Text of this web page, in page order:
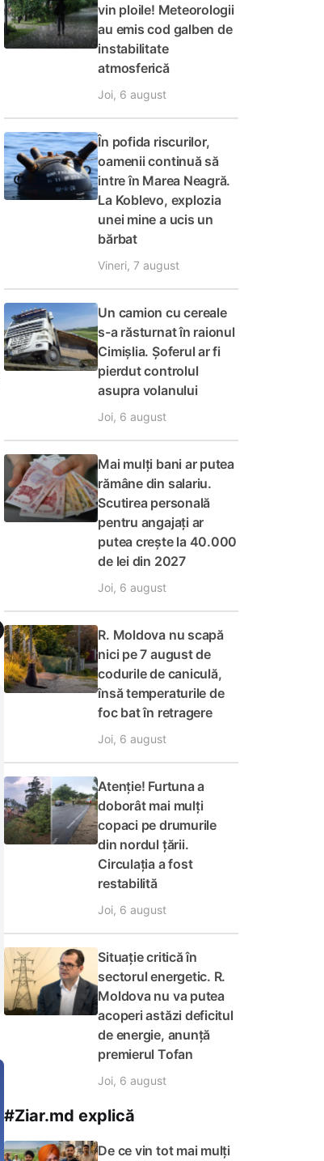
vin ploile! Meteorologii
au emis cod galben de
instabilitate
atmosferică
Joi, 6 august
În pofida riscurilor,
oamenii continuă să
intre în Marea Neagră.
La Koblevo, explozia
unei mine a ucis un
bărbat
Vineri, 7 august
Un camion cu cereale
s-a răsturnat în raionul
Cimișlia. Șoferul ar fi
pierdut controlul
asupra volanului
Joi, 6 august
Mai mulți bani ar putea
rămâne din salariu.
Scutirea personală
pentru angajați ar
putea crește la 40.000
de lei din 2027
Joi, 6 august
R. Moldova nu scapă
nici pe 7 august de
codurile de caniculă,
însă temperaturile de
foc bat în retragere
Joi, 6 august
Atenție! Furtuna a
doborât mai mulți
copaci pe drumurile
din nordul țării.
Circulația a fost
restabilită
Joi, 6 august
Situație critică în
sectorul energetic. R.
Moldova nu va putea
acoperi astăzi deficitul
de energie, anunță
premierul Tofan
Joi, 6 august
#Ziar.md explică
De ce vin tot mai mulți